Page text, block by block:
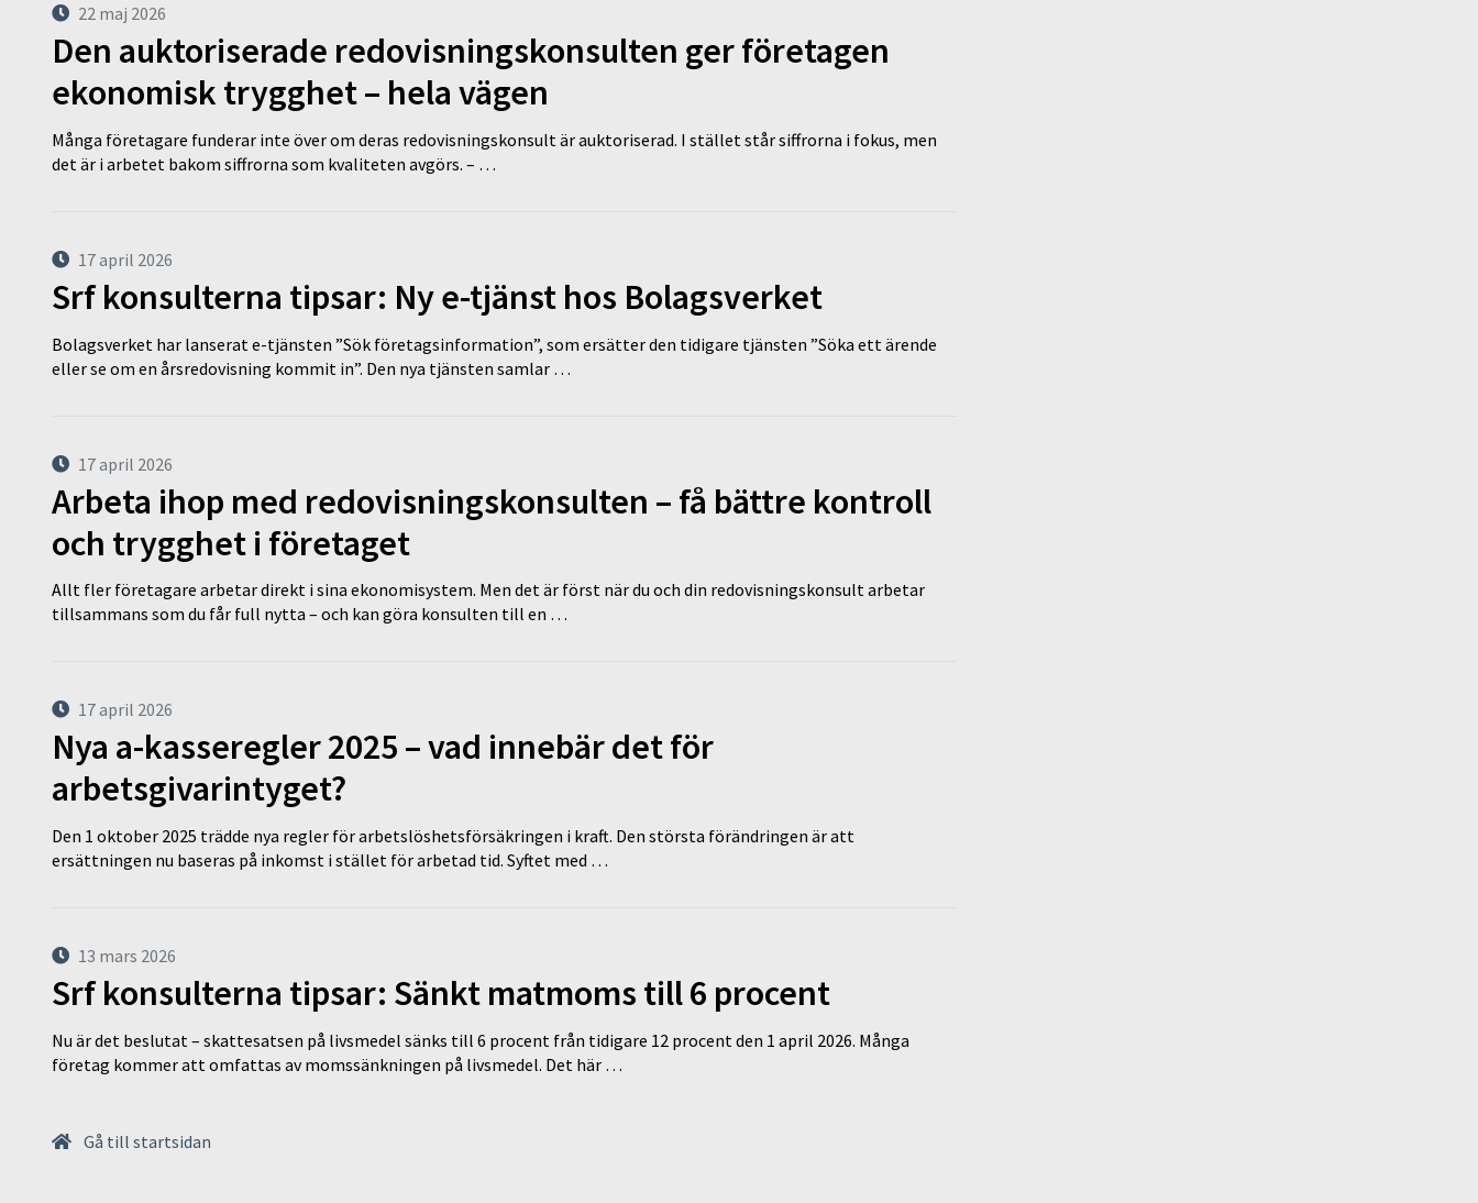
22 maj 2026
Den auktoriserade redovisningskonsulten ger företagen
ekonomisk trygghet – hela vägen
Många företagare funderar inte över om deras redovisningskonsult är auktoriserad. I stället står siffrorna i fokus, men
det är i arbetet bakom siffrorna som kvaliteten avgörs. – …
17 april 2026
Srf konsulterna tipsar: Ny e-tjänst hos Bolagsverket
Bolagsverket har lanserat e-tjänsten ”Sök företagsinformation”, som ersätter den tidigare tjänsten ”Söka ett ärende
eller se om en årsredovisning kommit in”. Den nya tjänsten samlar …
17 april 2026
Arbeta ihop med redovisningskonsulten – få bättre kontroll
och trygghet i företaget
Allt fler företagare arbetar direkt i sina ekonomisystem. Men det är först när du och din redovisningskonsult arbetar
tillsammans som du får full nytta – och kan göra konsulten till en …
17 april 2026
Nya a-kasseregler 2025 – vad innebär det för
arbetsgivarintyget?
Den 1 oktober 2025 trädde nya regler för arbetslöshetsförsäkringen i kraft. Den största förändringen är att
ersättningen nu baseras på inkomst i stället för arbetad tid. Syftet med …
13 mars 2026
Srf konsulterna tipsar: Sänkt matmoms till 6 procent
Nu är det beslutat – skattesatsen på livsmedel sänks till 6 procent från tidigare 12 procent den 1 april 2026. Många
företag kommer att omfattas av momssänkningen på livsmedel. Det här …
Gå till startsidan